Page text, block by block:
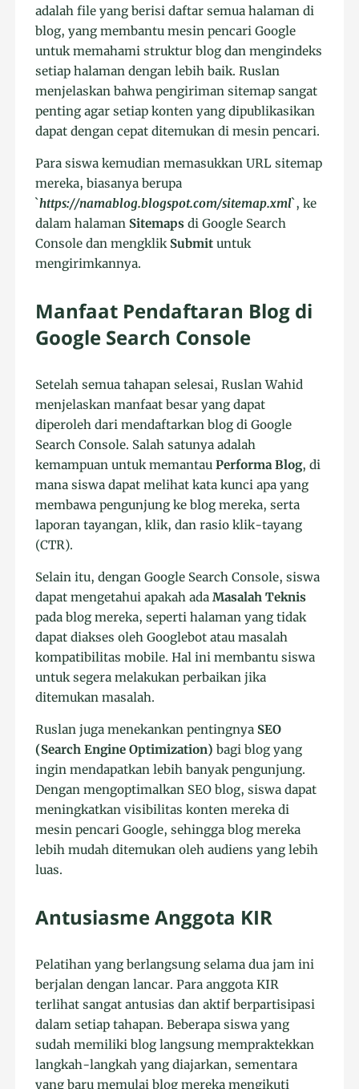
adalah file yang berisi daftar semua halaman di
blog, yang membantu mesin pencari Google
untuk memahami struktur blog dan mengindeks
setiap halaman dengan lebih baik. Ruslan
menjelaskan bahwa pengiriman sitemap sangat
penting agar setiap konten yang dipublikasikan
dapat dengan cepat ditemukan di mesin pencari.
Para siswa kemudian memasukkan URL sitemap
mereka, biasanya berupa
`https://namablog.blogspot.com/sitemap.xml`, ke
dalam halaman Sitemaps di Google Search
Console dan mengklik Submit untuk
mengirimkannya.
Manfaat Pendaftaran Blog di
Google Search Console
Setelah semua tahapan selesai, Ruslan Wahid
menjelaskan manfaat besar yang dapat
diperoleh dari mendaftarkan blog di Google
Search Console. Salah satunya adalah
kemampuan untuk memantauPerforma Blog, di
mana siswa dapat melihat kata kunci apa yang
membawa pengunjung ke blog mereka, serta
laporan tayangan, klik, dan rasio klik-tayang
(CTR).
Selain itu, dengan Google Search Console, siswa
dapat mengetahui apakah adaMasalah Teknis
pada blog mereka, seperti halaman yang tidak
dapat diakses oleh Googlebot atau masalah
kompatibilitas mobile. Hal ini membantu siswa
untuk segera melakukan perbaikan jika
ditemukan masalah.
Ruslan juga menekankan pentingnya SEO
(Search Engine Optimization) bagi blog yang
ingin mendapatkan lebih banyak pengunjung.
Dengan mengoptimalkan SEO blog, siswa dapat
meningkatkan visibilitas konten mereka di
mesin pencari Google, sehingga blog mereka
lebih mudah ditemukan oleh audiens yang lebih
luas.
Antusiasme Anggota KIR
Pelatihan yang berlangsung selama dua jam ini
berjalan dengan lancar. Para anggota KIR
terlihat sangat antusias dan aktif berpartisipasi
dalam setiap tahapan. Beberapa siswa yang
sudah memiliki blog langsung mempraktekkan
langkah-langkah yang diajarkan, sementara
yang baru memulai blog mereka mengikuti